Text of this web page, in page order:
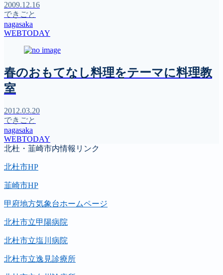
2009.12.16
できごと
nagasaka
WEBTODAY
春のおもてなし料理をテーマに料理教
室
2012.03.20
できごと
nagasaka
WEBTODAY
北杜・韮崎市内情報リンク
北杜市HP
韮崎市HP
甲府地方気象台ホームページ
北杜市立甲陽病院
北杜市立塩川病院
北杜市立逸見診療所